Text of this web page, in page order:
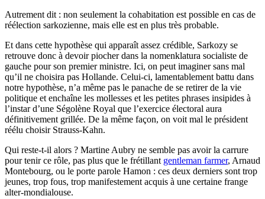
Autrement dit : non seulement la cohabitation est possible en cas de
réélection sarkozienne, mais elle est en plus très probable.
Et dans cette hypothèse qui apparaît assez crédible, Sarkozy se
retrouve donc à devoir piocher dans la nomenklatura socialiste de
gauche pour son premier ministre. Ici, on peut imaginer sans mal
qu’il ne choisira pas Hollande. Celui-ci, lamentablement battu dans
notre hypothèse, n’a même pas le panache de se retirer de la vie
politique et enchaîne les mollesses et les petites phrases insipides à
l’instar d’une Ségolène Royal que l’exercice électoral aura
définitivement grillée. De la même façon, on voit mal le président
réélu choisir Strauss-Kahn.
Qui reste-t-il alors ? Martine Aubry ne semble pas avoir la carrure
pour tenir ce rôle, pas plus que le frétillant gentleman farmer, Arnaud
Montebourg, ou le porte parole Hamon : ces deux derniers sont trop
jeunes, trop fous, trop manifestement acquis à une certaine frange
alter-mondialouse.